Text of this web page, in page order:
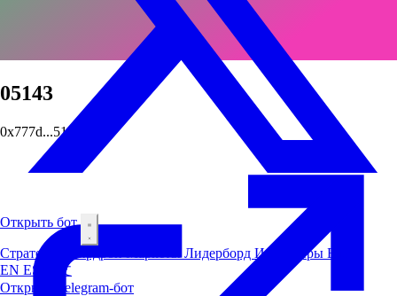
Открыть бот
Стратегии Лидерборд Инсайдеры Блог
EN ES
中文
Открыть Telegram-бот
05143
0x777d...5143